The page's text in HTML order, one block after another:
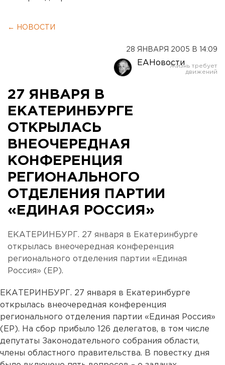
← НОВОСТИ
28 ЯНВАРЯ 2005 В 14:09
ЕАНовости
27 ЯНВАРЯ В
ЕКАТЕРИНБУРГЕ
ОТКРЫЛАСЬ
ВНЕОЧЕРЕДНАЯ
КОНФЕРЕНЦИЯ
РЕГИОНАЛЬНОГО
ОТДЕЛЕНИЯ ПАРТИИ
«ЕДИНАЯ РОССИЯ»
ЕКАТЕРИНБУРГ. 27 января в Екатеринбурге
открылась внеочередная конференция
регионального отделения партии «Единая
Россия» (ЕР).
ЕКАТЕРИНБУРГ. 27 января в Екатеринбурге
открылась внеочередная конференция
регионального отделения партии «Единая Россия»
(ЕР). На сбор прибыло 126 делегатов, в том числе
депутаты Законодательного собрания области,
члены областного правительства. В повестку дня